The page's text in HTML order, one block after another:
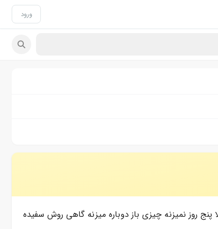
ورود
روز نمیزنه چیزی باز دوباره میزنه گاهی روش سفیده